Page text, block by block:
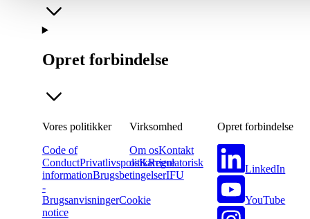
Opret forbindelse
Vores politikker
Code of
ConductPrivatlivspolitikRegulatorisk
informationBrugsbetingelserIFU
-
BrugsanvisningerCookie
notice
Virksomhed
Om osKontakt
osKarriere
Opret forbindelse
LinkedIn
YouTube